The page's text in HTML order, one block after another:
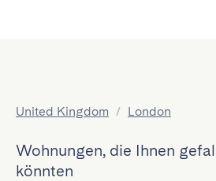
United Kingdom / London
Wohnungen, die Ihnen
könnten